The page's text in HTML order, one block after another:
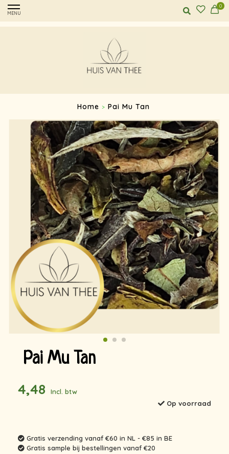
MENU
0
Home > Pai Mu Tan
Pai Mu Tan
4,48
Incl. btw
Op voorraad
Gratis verzending vanaf €60 in NL - €85 in BE
Gratis sample bij bestellingen vanaf €20